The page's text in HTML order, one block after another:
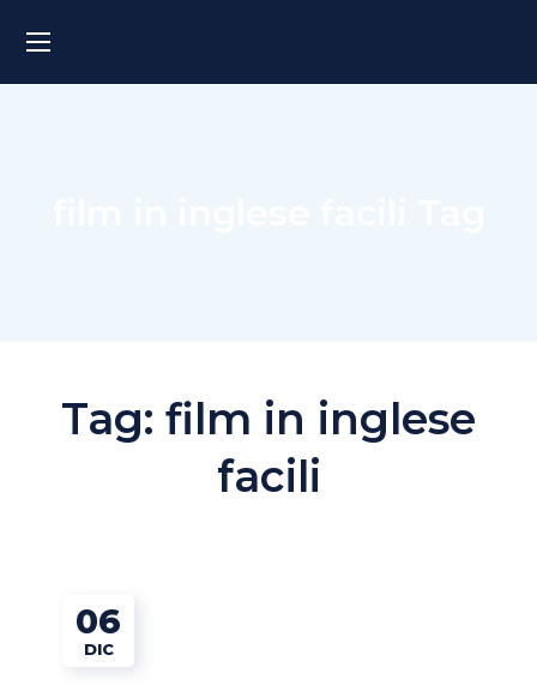
Tag: film in inglese
facili
06
DIC